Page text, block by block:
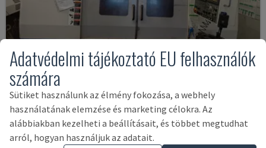
MYNX 550
DAEWOO - FÜGGŐLEGES MEGMUNKÁLÓKÖZPONT
OLASZORSZÁG 2003
Adatvédelmi tájékoztató EU felhasználók
számára
Sütiket használunk az élmény fokozása, a webhely
használatának elemzése és marketing célokra. Az
alábbiakban kezelheti a beállításait, és többet megtudhat
arról, hogyan használjuk az adatait.